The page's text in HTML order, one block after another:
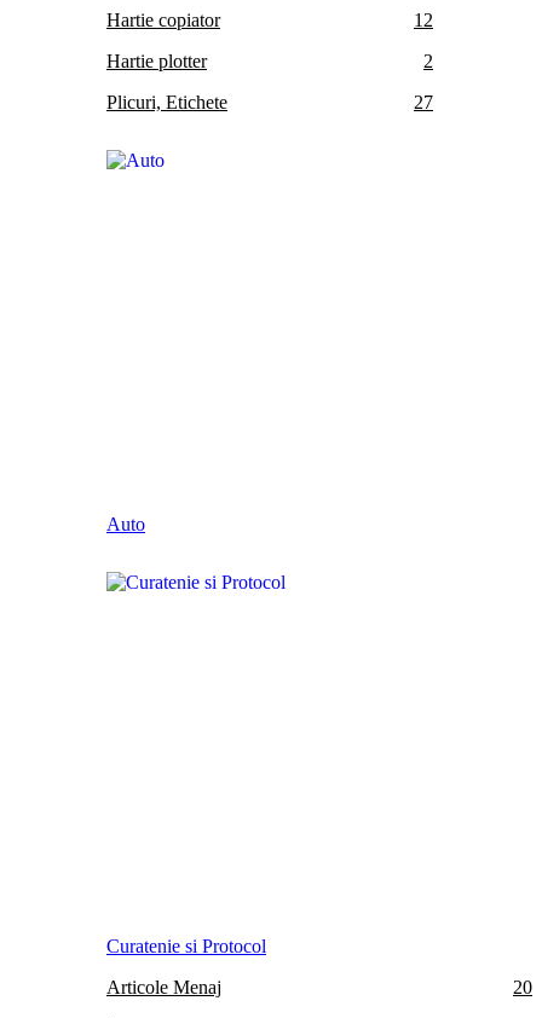
Hartie copiator
12
Hartie plotter
2
Plicuri, Etichete
27
Auto
Curatenie si Protocol
Articole Menaj
20